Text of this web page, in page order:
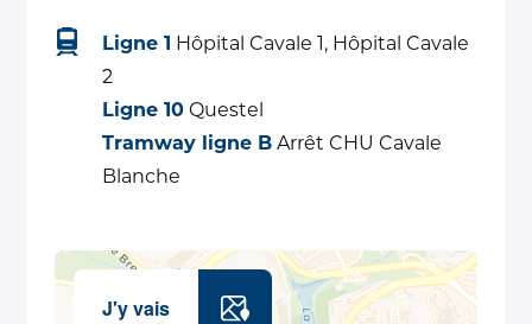
Ligne 1 Hôpital Cavale 1, Hôpital Cavale
2
Ligne 10 Questel
Tramway ligne B Arrêt CHU Cavale
Blanche
J'y vais